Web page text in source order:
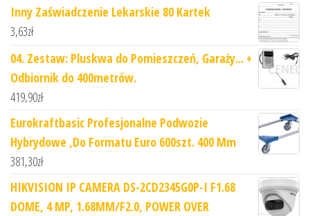
Inny Zaświadczenie Lekarskie 80 Kartek
3,63zł
04. Zestaw: Pluskwa do Pomieszczeń, Garaży... +
Odbiornik do 400metrów.
419,90zł
Eurokraftbasic Profesjonalne Podwozie
Hybrydowe ,Do Formatu Euro 600szt. 400 Mm
381,30zł
HIKVISION IP CAMERA DS-2CD2345G0P-I F1.68
DOME, 4 MP, 1.68MM/F2.0, POWER OVER